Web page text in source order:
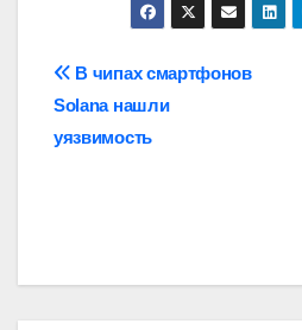
Навигация
по
В чипах смартфонов
Solana нашли
уязвимость